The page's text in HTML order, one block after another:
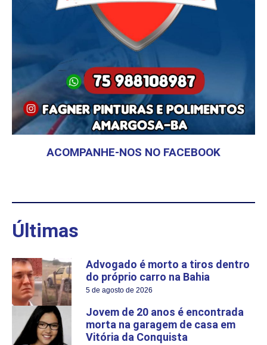
ACOMPANHE-NOS NO FACEBOOK
Últimas
Advogado é morto a tiros dentro
do próprio carro na Bahia
5 de agosto de 2026
Jovem de 20 anos é encontrada
morta na garagem de casa em
Vitória da Conquista